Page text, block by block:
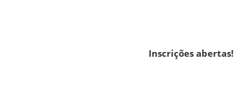
Inscrições abertas!